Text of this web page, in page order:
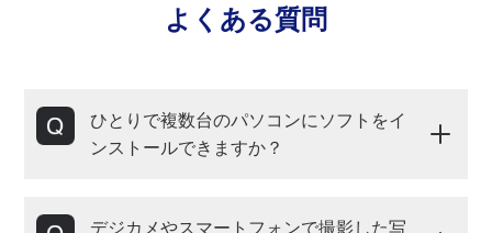
よくある質問
ひとりで複数台のパソコンにソフトをイ
ンストールできますか？
デジカメやスマートフォンで撮影した写